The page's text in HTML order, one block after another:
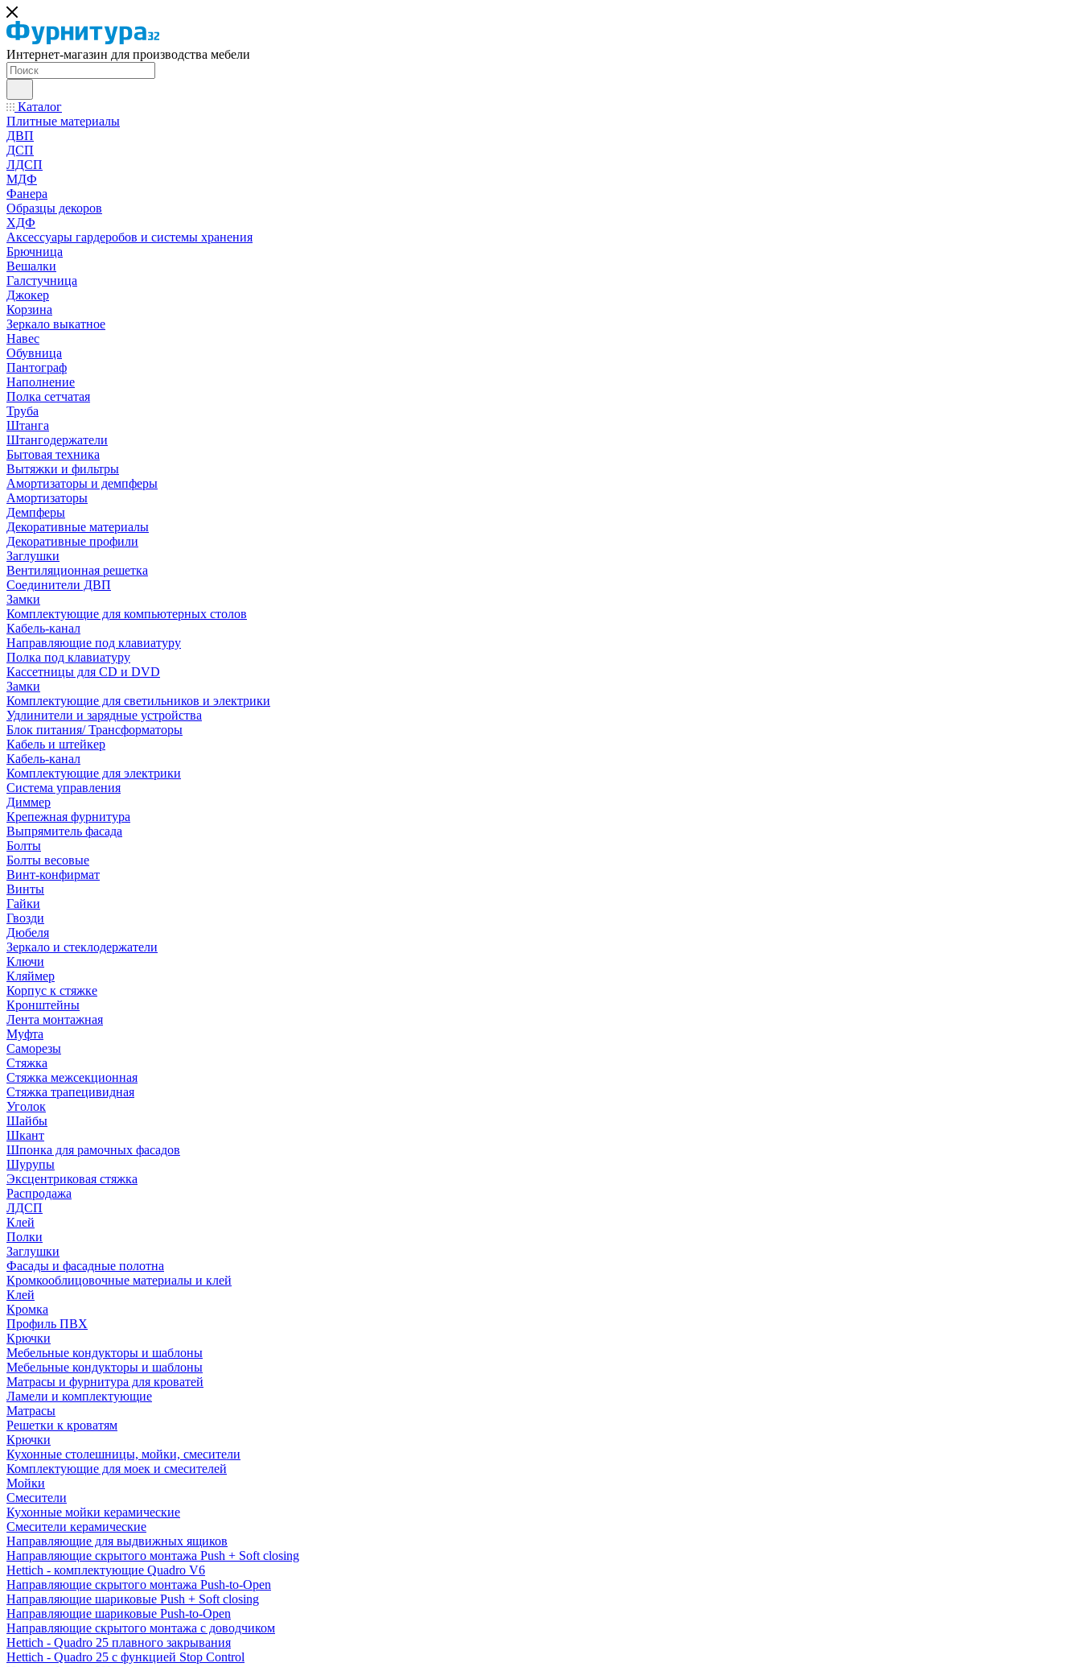
Интернет-магазин для производства мебели
Каталог
Плитные материалы
ДВП
ДСП
ЛДСП
МДФ
Фанера
Образцы декоров
ХДФ
Аксессуары гардеробов и системы хранения
Брючница
Вешалки
Галстучница
Джокер
Корзина
Зеркало выкатное
Навес
Обувница
Пантограф
Наполнение
Полка сетчатая
Труба
Штанга
Штангодержатели
Бытовая техника
Вытяжки и фильтры
Амортизаторы и демпферы
Амортизаторы
Демпферы
Декоративные материалы
Декоративные профили
Заглушки
Вентиляционная решетка
Соединители ДВП
Замки
Комплектующие для компьютерных столов
Кабель-канал
Направляющие под клавиатуру
Полка под клавиатуру
Кассетницы для CD и DVD
Замки
Комплектующие для светильников и электрики
Удлинители и зарядные устройства
Блок питания/ Трансформаторы
Кабель и штейкер
Кабель-канал
Комплектующие для электрики
Система управления
Диммер
Крепежная фурнитура
Выпрямитель фасада
Болты
Болты весовые
Винт-конфирмат
Винты
Гайки
Гвозди
Дюбеля
Зеркало и стеклодержатели
Ключи
Кляймер
Корпус к стяжке
Кронштейны
Лента монтажная
Муфта
Саморезы
Стяжка
Стяжка межсекционная
Стяжка трапецивидная
Уголок
Шайбы
Шкант
Шпонка для рамочных фасадов
Шурупы
Эксцентриковая стяжка
Распродажа
ЛДСП
Клей
Полки
Заглушки
Фасады и фасадные полотна
Кромкооблицовочные материалы и клей
Клей
Кромка
Профиль ПВХ
Крючки
Мебельные кондукторы и шаблоны
Мебельные кондукторы и шаблоны
Матрасы и фурнитура для кроватей
Ламели и комплектующие
Матрасы
Решетки к кроватям
Крючки
Кухонные столешницы, мойки, смесители
Комплектующие для моек и смесителей
Мойки
Смесители
Кухонные мойки керамические
Смесители керамические
Направляющие для выдвижных ящиков
Направляющие скрытого монтажа Push + Soft closing
Hettich - комплектующие Quadro V6
Направляющие скрытого монтажа Push-to-Open
Направляющие шариковые Push + Soft closing
Направляющие шариковые Push-to-Open
Направляющие скрытого монтажа с доводчиком
Hettich - Quadro 25 плавного закрывания
Hettich - Quadro 25 с функцией Stop Control